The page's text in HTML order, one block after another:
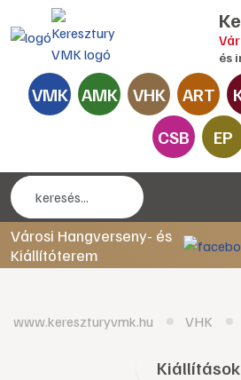
és
VMK AMK VHK ART
CSB
EP
Városi Hangverseny- és
Kiállítóterem
www.kereszturyvmk.hu VHK
Kiállítások